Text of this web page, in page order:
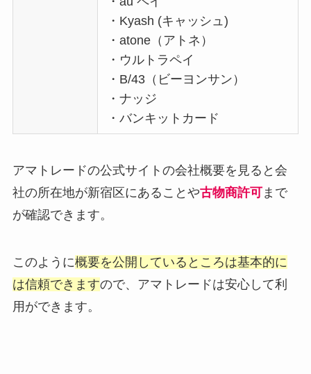
・Kyash (キャッシュ)
・atone（アトネ）
・ウルトラペイ
・B/43（ビーヨンサン）
・ナッジ
・バンキットカード
アマトレードの公式サイトの会社概要を見ると会
社の所在地が新宿区にあることや古物商許可まで
が確認できます。
このように概要を公開しているところは基本的に
は信頼できますので、アマトレードは安心して利
用ができます。